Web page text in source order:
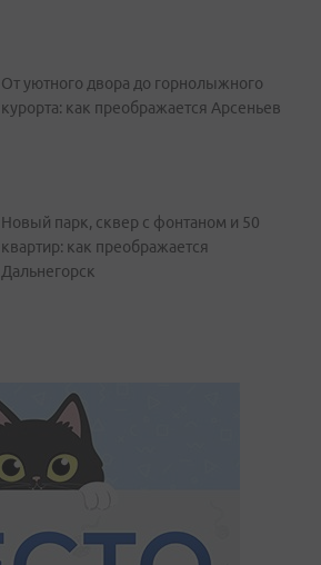
От уютного двора до горнолыжного
курорта: как преображается Арсеньев
Новый парк, сквер с фонтаном и 50
квартир: как преображается
Дальнегорск